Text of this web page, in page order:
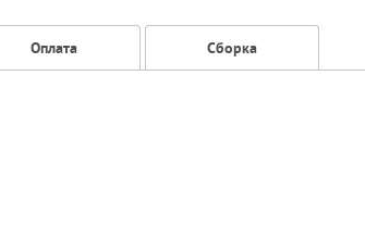
Оплата Сборка